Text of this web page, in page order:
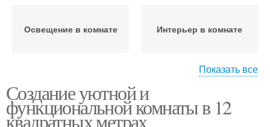
Освещение в комнате Интерьер в комнате
Работы в комнате Пространства в комнате
Показать все
Создание уютной и
функциональной комнаты в 12
квадратных метрах